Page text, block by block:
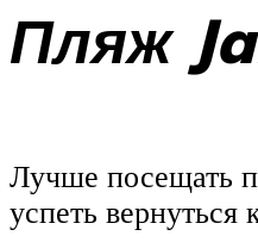
Пляж
Лучше посещать
успеть вернуться